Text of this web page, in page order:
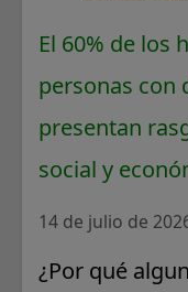
El 60% de los
personas con
presentan
social y
14 de julio de
¿Por qué